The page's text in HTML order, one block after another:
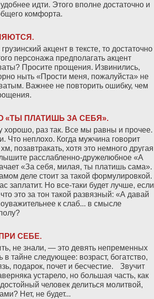
идти. Этого вполне достаточно и
комфорта.
акцент в тексте, то достаточно
персонажа предполагать акцент
Просите прощения. Извинились,
ныть «Прости меня, пожалуйста» не
Важнее не повторить ошибку, чем
«ТЫ ПЛАТИШЬ ЗА СЕБЯ».
хорошо, раз так. Все мы равны и прочее.
Что неплохо. Когда мужчина говорит
позавтракать, хотя это немного другая
расслабленно-дружелюбное «А
«За себя, милая, ты платишь сама».
деле стоит за такой формулировкой.
заплатит. Но все-таки будет лучше, если
это за тон такой развязный: «А давай
к слаб... в смысле
СЕБЕ.
не знали, — это девять непременных
тайне следующее: возраст, богатство,
подарок, почет и бесчестие. Звучит
устарело, но большая часть, как
человек делиться молитвой,
Нет, не будет...